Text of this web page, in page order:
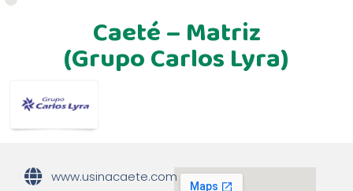
Caeté – Matriz
(Grupo Carlos Lyra)
www.usinacaete.com